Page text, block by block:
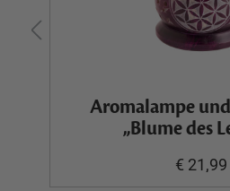
Aromalampe
„Blume des
€ 21,99